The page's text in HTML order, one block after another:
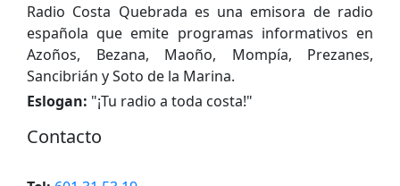
Radio Costa Quebrada es una emisora ​​de radio
española que emite programas informativos en
Azoños, Bezana, Maoño, Mompía, Prezanes,
Sancibrián y Soto de la Marina.
Eslogan: "¡Tu radio a toda costa!"
Contacto